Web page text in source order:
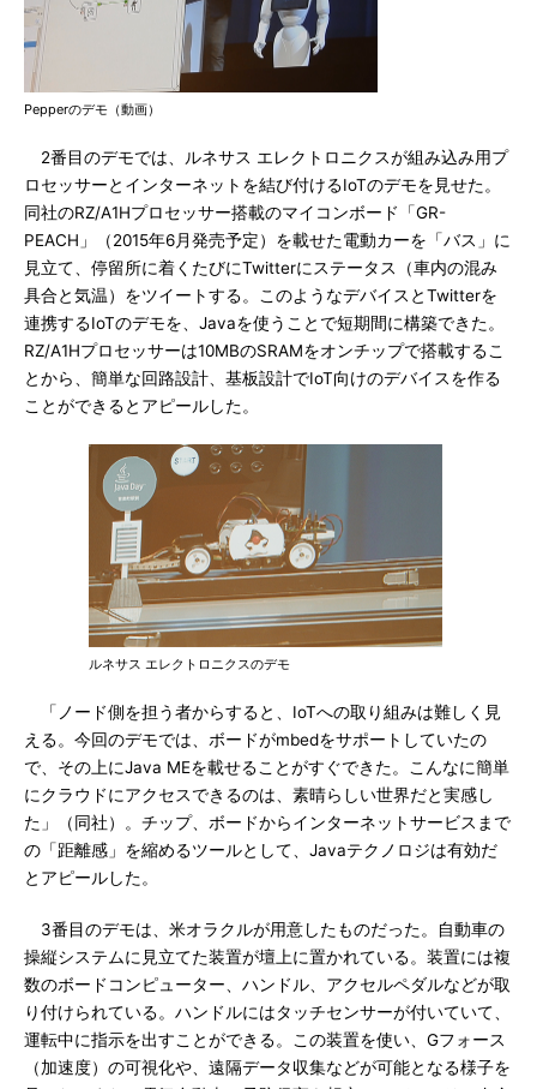
Pepperのデモ（動画）
2番目のデモでは、ルネサス エレクトロニクスが組み込み用プ
ロセッサーとインターネットを結び付けるIoTのデモを見せた。
同社のRZ/A1Hプロセッサー搭載のマイコンボード「GR-
PEACH」（2015年6月発売予定）を載せた電動カーを「バス」に
見立て、停留所に着くたびにTwitterにステータス（車内の混み
具合と気温）をツイートする。このようなデバイスとTwitterを
連携するIoTのデモを、Javaを使うことで短期間に構築できた。
RZ/A1Hプロセッサーは10MBのSRAMをオンチップで搭載するこ
とから、簡単な回路設計、基板設計でIoT向けのデバイスを作る
ことができるとアピールした。
ルネサス エレクトロニクスのデモ
「ノード側を担う者からすると、IoTへの取り組みは難しく見
える。今回のデモでは、ボードがmbedをサポートしていたの
で、その上にJava MEを載せることがすぐできた。こんなに簡単
にクラウドにアクセスできるのは、素晴らしい世界だと実感し
た」（同社）。チップ、ボードからインターネットサービスまで
の「距離感」を縮めるツールとして、Javaテクノロジは有効だ
とアピールした。
3番目のデモは、米オラクルが用意したものだった。自動車の
操縦システムに見立てた装置が壇上に置かれている。装置には複
数のボードコンピューター、ハンドル、アクセルペダルなどが取
り付けられている。ハンドルにはタッチセンサーが付いていて、
運転中に指示を出すことができる。この装置を使い、Gフォース
（加速度）の可視化や、遠隔データ収集などが可能となる様子を